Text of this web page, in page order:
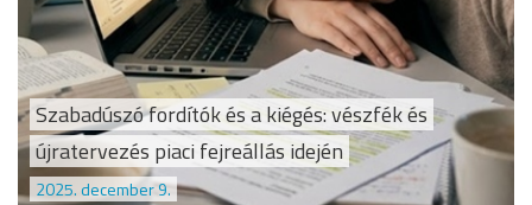
Szabadúszó fordítók és a kiégés: vészfék és
újratervezés piaci fejreállás idején
2025. december 9.